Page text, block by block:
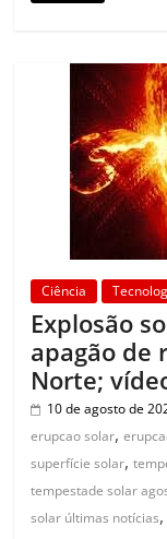
Ciência
Explosão
apagão de
Norte;
10 de agosto de
erupcao solar,
superfície solar,
tempestade solar
solar últimas notícias